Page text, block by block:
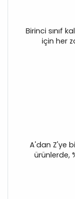
Birinci sınıf
için her
A'dan Z'ye
ürünlerde,